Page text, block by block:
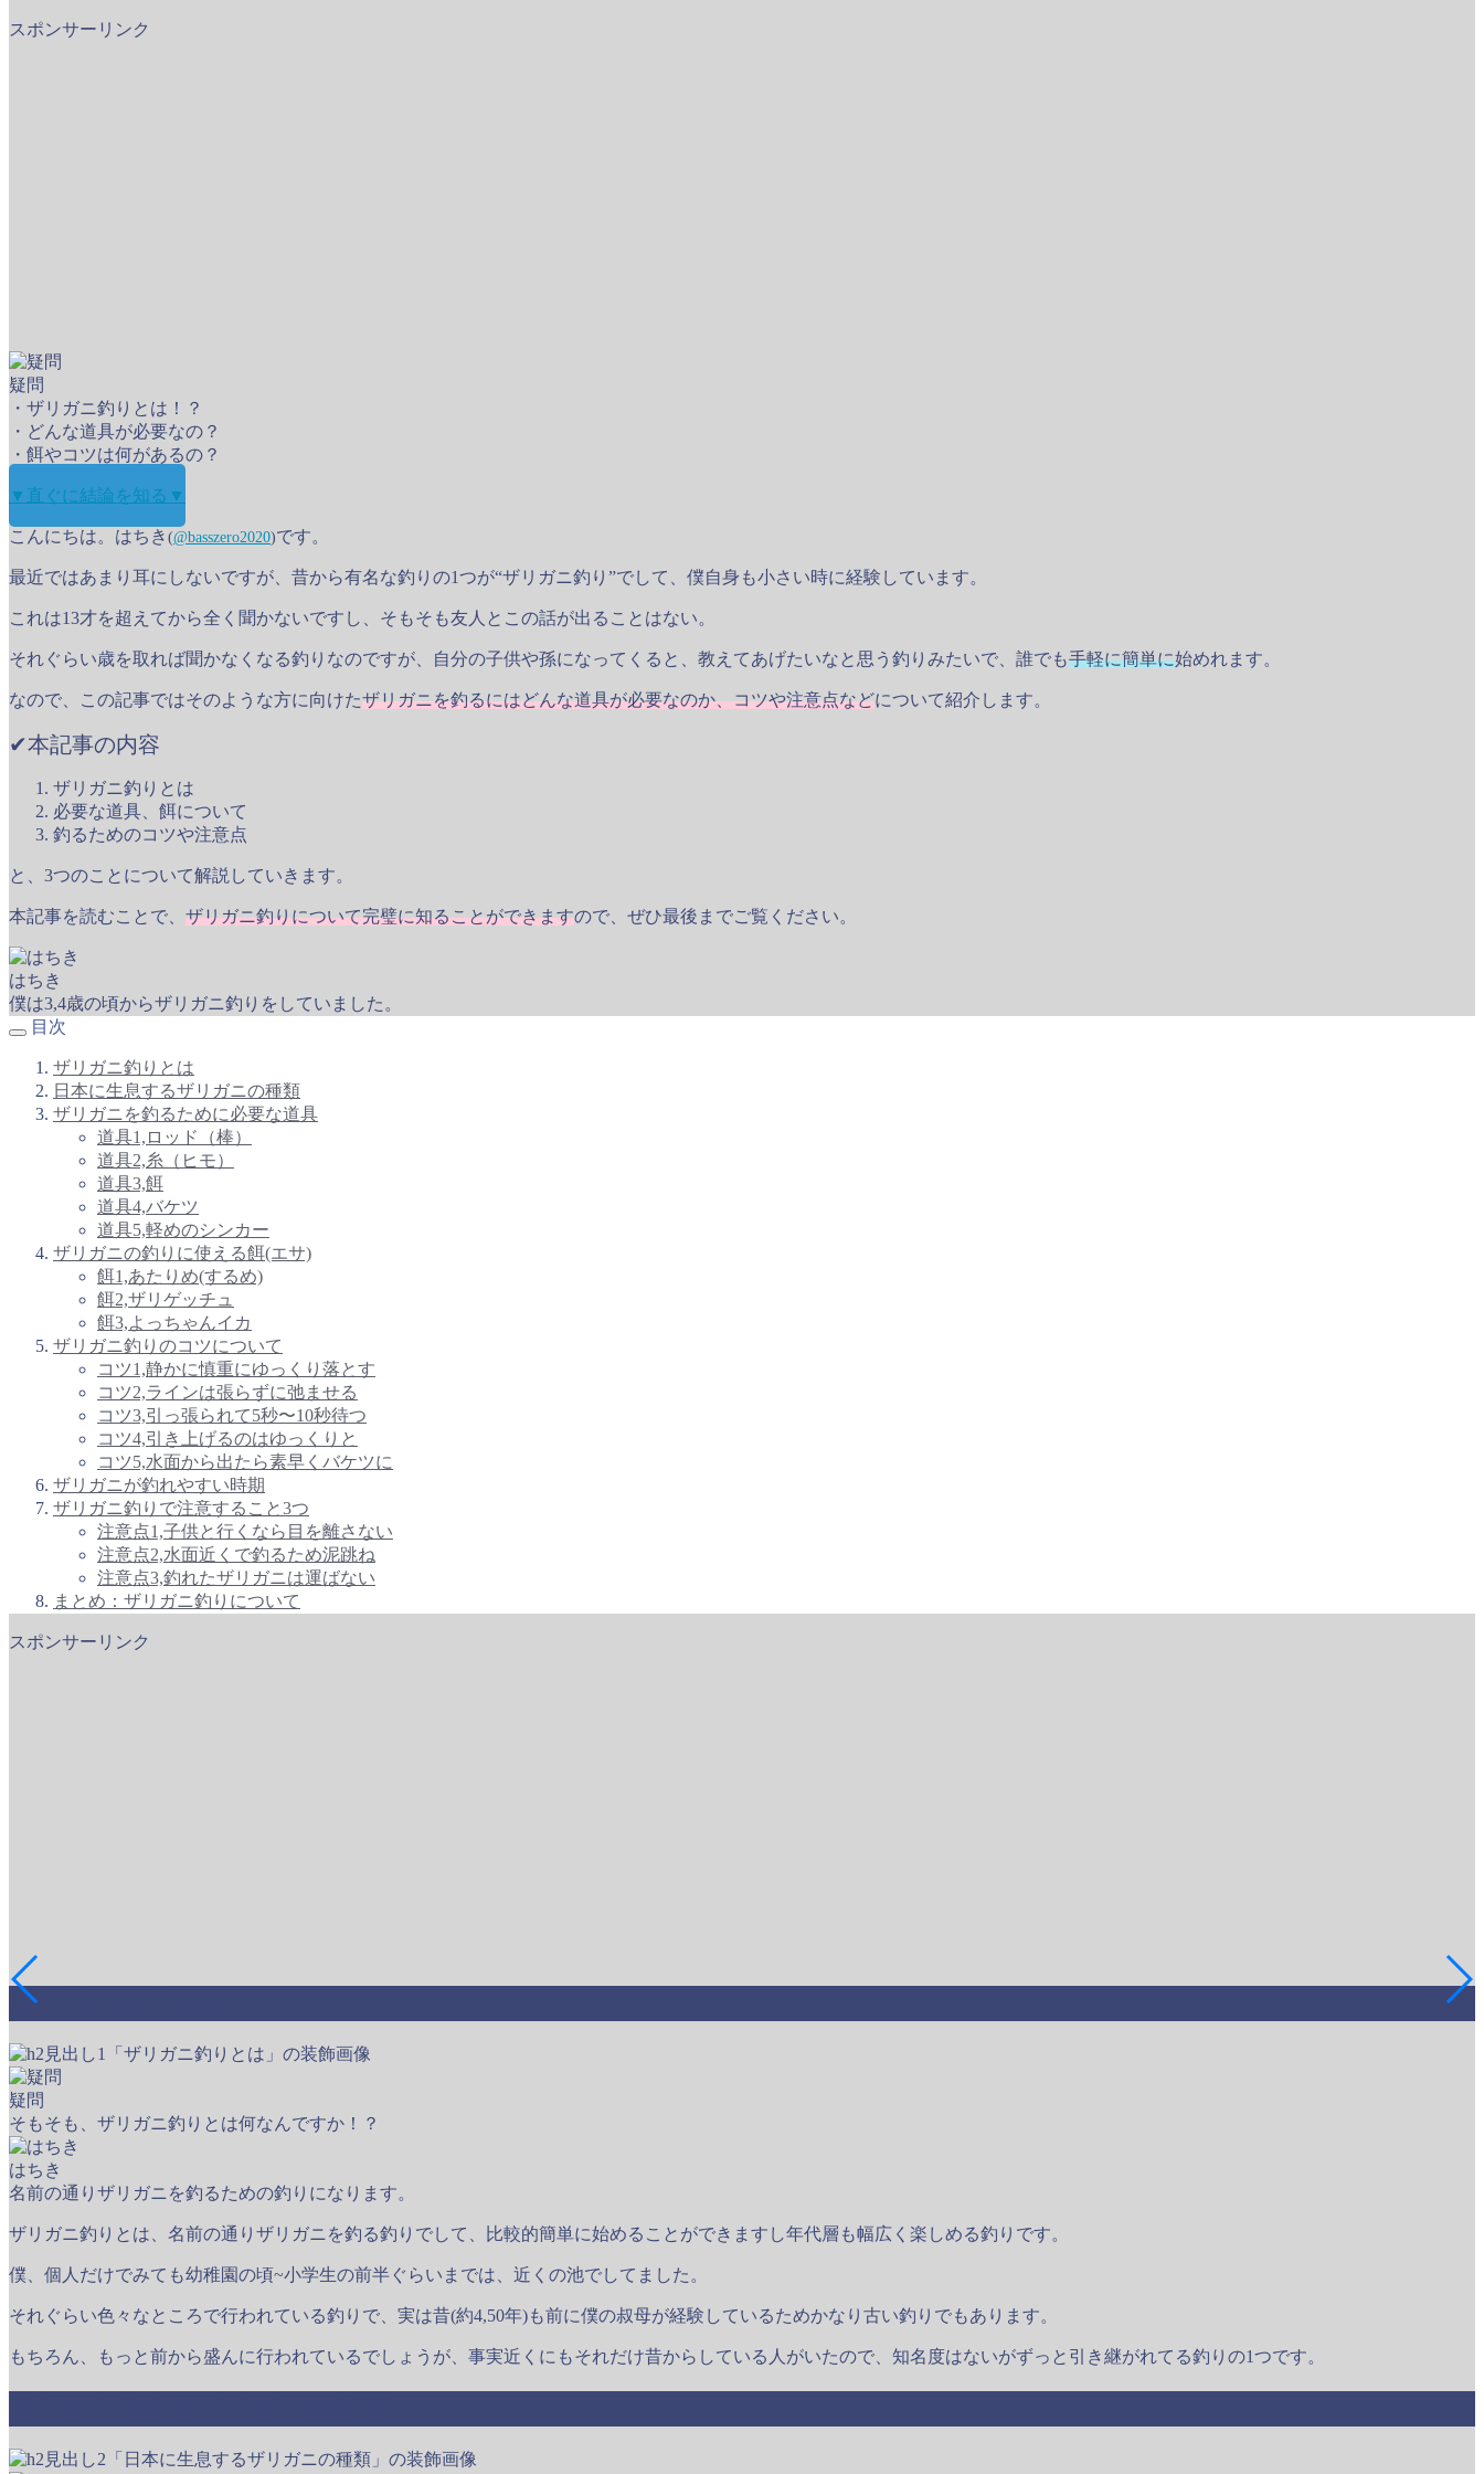
スポンサーリンク
疑問
・ザリガニ釣りとは！？
・どんな道具が必要なの？
・餌やコツは何があるの？
▼直ぐに結論を知る▼
こんにちは。はちき (@basszero2020)です。
最近ではあまり耳にしないですが、昔から有名な釣りの1つが“ザリガニ釣り”でして、僕自身も小さい時に経験しています。
これは13才を超えてから全く聞かないですし、そもそも友人とこの話が出ることはない。
それぐらい歳を取れば聞かなくなる釣りなのですが、自分の子供や孫になってくると、教えてあげたいなと思う釣りみたいで、誰でも手軽に簡単に始めれます。
なので、この記事ではそのような方に向けたザリガニを釣るにはどんな道具が必要なのか、コツや注意点などについて紹介します。
✔︎本記事の内容
ザリガニ釣りとは
必要な道具、餌について
釣るためのコツや注意点
と、3つのことについて解説していきます。
本記事を読むことで、 ザリガニ釣りについて完璧に知ることができますので、ぜひ最後までご覧ください。
はちき
僕は3,4歳の頃からザリガニ釣りをしていました。
目次
ザリガニ釣りとは
日本に生息するザリガニの種類
ザリガニを釣るために必要な道具
道具1,ロッド（棒）
道具2,糸（ヒモ）
道具3,餌
道具4,バケツ
道具5,軽めのシンカー
ザリガニの釣りに使える餌(エサ)
餌1,あたりめ(するめ)
餌2,ザリゲッチュ
餌3,よっちゃんイカ
ザリガニ釣りのコツについて
コツ1,静かに慎重にゆっくり落とす
コツ2,ラインは張らずに弛ませる
コツ3,引っ張られて5秒〜10秒待つ
コツ4,引き上げるのはゆっくりと
コツ5,水面から出たら素早くバケツに
ザリガニが釣れやすい時期
ザリガニ釣りで注意すること3つ
注意点1,子供と行くなら目を離さない
注意点2,水面近くで釣るため泥跳ね
注意点3,釣れたザリガニは運ばない
まとめ：ザリガニ釣りについて
スポンサーリンク
ザリガニ釣りとは
疑問
そもそも、ザリガニ釣りとは何なんですか！？
はちき
名前の通りザリガニを釣るための釣りになります。
ザリガニ釣りとは、名前の通りザリガニを釣る釣りでして、比較的簡単に始めることができますし年代層も幅広く楽しめる釣りです。
僕、個人だけでみても幼稚園の頃~小学生の前半ぐらいまでは、近くの池でしてました。
それぐらい色々なところで行われている釣りで、実は昔(約4,50年)も前に僕の叔母が経験しているためかなり古い釣りでもあります。
もちろん、もっと前から盛んに行われているでしょうが、事実近くにもそれだけ昔からしている人がいたので、知名度はないがずっと引き継がれてる釣りの1つです。